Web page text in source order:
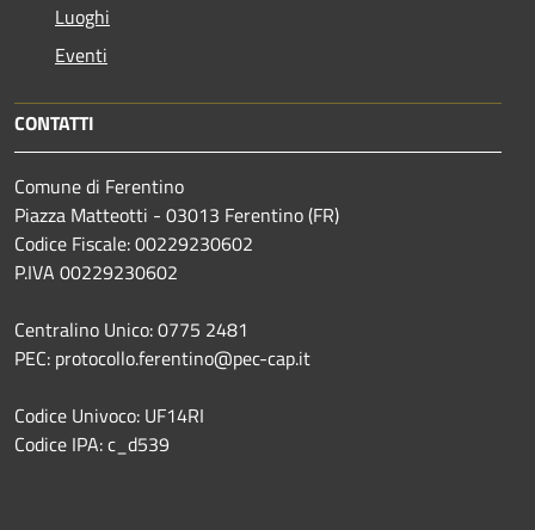
Luoghi
Eventi
CONTATTI
Comune di Ferentino
Piazza Matteotti - 03013 Ferentino (FR)
Codice Fiscale: 00229230602
P.IVA 00229230602
Centralino Unico: 0775 2481
PEC: protocollo.ferentino@pec-cap.it
Codice Univoco: UF14RI
Codice IPA: c_d539